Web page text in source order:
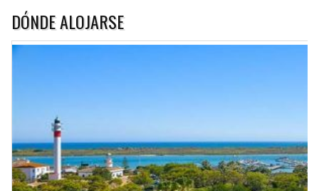
DÓNDE ALOJARSE